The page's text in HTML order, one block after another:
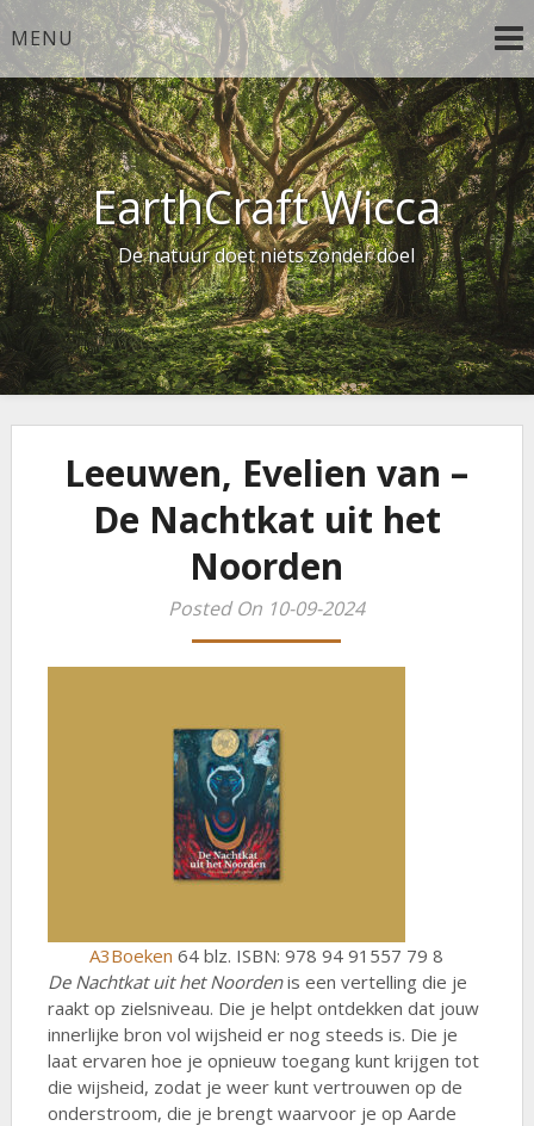
Ga
naar
de
inhoud
MENU
EarthCraft Wicca
De natuur doet niets zonder doel
Leeuwen, Evelien van –
De Nachtkat uit het
Noorden
Posted On 10-09-2024
A3Boeken 64 blz. ISBN: 978 94 91557 79 8
De Nachtkat uit het Noordenis een vertelling die je
raakt op zielsniveau. Die je helpt ontdekken dat jouw
innerlijke bron vol wijsheid er nog steeds is. Die je
laat ervaren hoe je opnieuw toegang kunt krijgen tot
die wijsheid, zodat je weer kunt vertrouwen op de
onderstroom, die je brengt waarvoor je op Aarde